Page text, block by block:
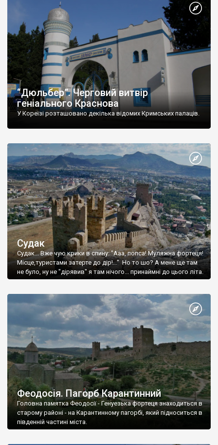
“Дюльбер”. Черговий витвір
геніального Краснова
У Кореїзі розташовано декілька відомих Кримських палаців.
Судак
Судак... Вже чую крики в спину: "Ааа, попса! Муляжна фортеця!
Місце,туристами затерте до дір!..." Но то шо? А мене ще там
не було, ну не "дірявив" я там нічого... принаймні до цього літа.
Феодосія. Пагорб Карантинний
Головна памятка Феодосії - Генуезька фортеця знаходиться в
старому районі - на Карантинному пагорбі, який підноситься в
південній частині міста.